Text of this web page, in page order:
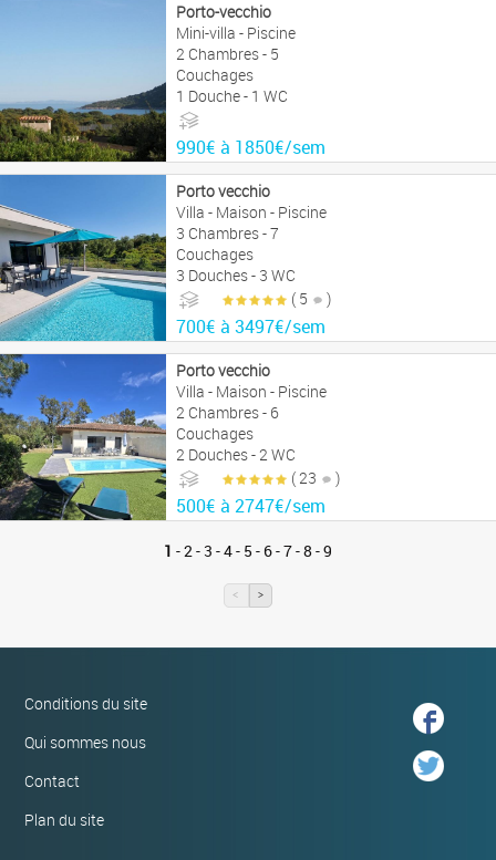
Porto-vecchio
Mini-villa - Piscine
2 Chambres - 5
Couchages
1 Douche - 1 WC
990€ à 1850€/sem
Porto vecchio
Villa - Maison - Piscine
3 Chambres - 7
Couchages
3 Douches - 3 WC
( 5
)
700€ à 3497€/sem
Porto vecchio
Villa - Maison - Piscine
2 Chambres - 6
Couchages
2 Douches - 2 WC
( 23
)
500€ à 2747€/sem
1 -2- 3 -4- 5 - 6-7-8 -9
< >
Conditions du site
Qui sommes nous
Contact
Plan du site